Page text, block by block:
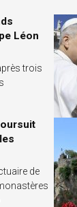
Léon
trois
de